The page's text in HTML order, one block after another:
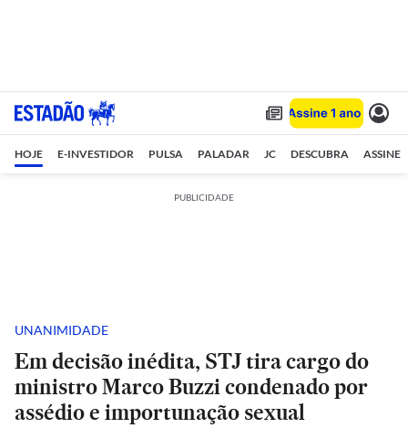
HOJE E-INVESTIDOR PULSA PALADAR JC DESCUBRA ASSINE
PUBLICIDADE
UNANIMIDADE
Em decisão inédita, STJ tira cargo do
ministro Marco Buzzi condenado por
assédio e importunação sexual